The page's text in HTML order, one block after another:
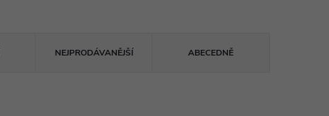
NEJPRODÁVANĚJŠÍ ABECEDNĚ